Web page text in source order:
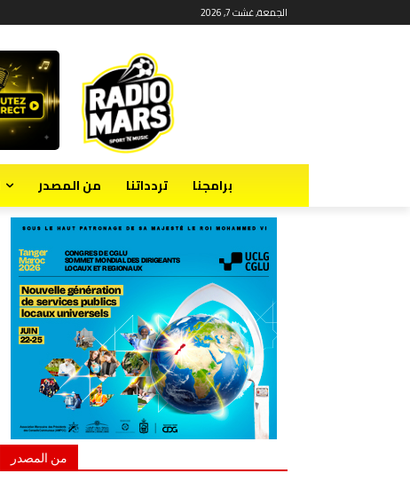
الجمعة, غشت 7, 2026
برامجنا تردداتنا من المصدر
من المصدر